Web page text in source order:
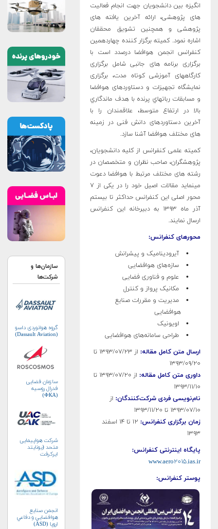
انگیزه بین دانشجویان جهت انجام فعالیت
های پژوهشی، ارائه آخرین یافته های
پژوهشی و همچنین تشویق محققان
اشاره نمود. كمیته برگزار كننده چهاردهمین
كنفرانس انجمن هوافضا درصدد است با
برگزاری برنامه­ های جانبی شامل برگزاری
کارگاه­های آموزشی کوتاه مدت، برگزاری
نمایشگاه تجهیزات و دستاوردهای هوافضا
و مسابقات رباتهاي پرنده با هدف ماندگاري
بالا در ارتفاع متوسط، علاقمندان را با
آخرین دستاوردهای دانش فنی در زمینه
های مختلف هوافضا آشنا سازد.
كمیته علمی كنفرانس از كلیه دانشجویان،
پژوهشگران، صاحب نظران و متخصصان در
رشته های مختلف مرتبط با هوافضا دعوت
می­نماید مقالات اصیل خود را در یکی از ۷
محور اصلی این کنفرانس حداکثر تا بیستم
آذر ماه ۱۳۹۳ به دبیرخانه این کنفرانس
ارسال نمایند.
محورهای کنفرانس:
آیرودینامیک و پیشرانش
سازه‌های هوافضایی
علوم و فناوری فضایی
مکانیک پرواز و کنترل
مدیریت و مقررات صنایع
هوافضایی
اویونیک
طراحی سامانه‌های هوافضایی
ارسال متن کامل مقاله:
از ۱۳۹۳/۰۷/۲۳ تا
۱۳۹۳/۰۹/۲۰
داوری متن کامل مقاله:
از ۱۳۹۳/۰۷/۲۰ تا
۱۳۹۳/۱۱/۱۰
نام‌نویسی فردی شرکت‌کنندگان: از
۱۳۹۳/۰۷/۱۰ تا ۱۳۹۳/۱۱/۲۰
زمان برگزاری کنفرانس:
۱۲ تا ۱۴ اسفند
۱۳۹۳
پایگاه اینترنتی کنفرانس:
www.aero۲۰۱۵.ias.ir
پوستر کنفرانس:
سازمان‌ها و
شرکت‌ها
گروه هوانوردی داسو
(Dassault Aviation)
سازمان فضایی
فدرال روسیه
(ФКА)
شرکت هواپیمایی
متحد (یونایتد
ایرکرفت
انجمن صنايع
هوافضايي و دفاعي
اروپا (ASD)